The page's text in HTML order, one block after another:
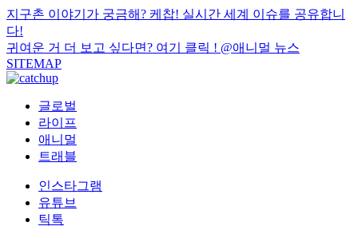
지구촌 이야기가 궁금해? 케찹! 실시간 세계 이슈를 공유합니
다!
귀여운 거 더 보고 싶다면? 여기 클릭 ! @애니멀 뉴스
SITEMAP
글로벌
라이프
애니멀
트래블
인스타그램
유튜브
틱톡